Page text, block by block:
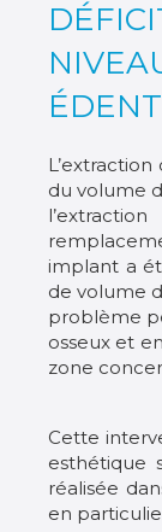
du volume
implant a
de volume
problème
osseux et
zone
Cette
esthétique
réalisée
en